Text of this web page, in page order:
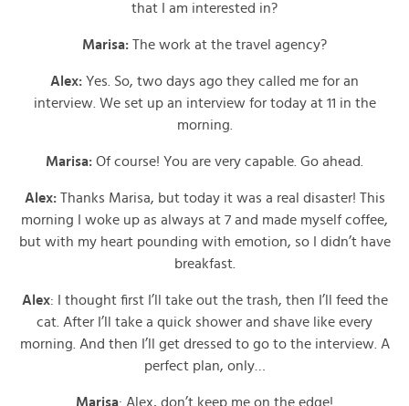
that I am interested in?
Marisa: The work at the travel agency?
Alex: Yes. So, two days ago they called me for an
interview. We set up an interview for today at 11 in the
morning.
Marisa: Of course! You are very capable. Go ahead.
Alex:Thanks Marisa, but today it was a real disaster! This
morning I woke up as always at 7 and made myself coffee,
but with my heart pounding with emotion, so I didn’t have
breakfast.
Alex: I thought first I’ll take out the trash, then I’ll feed the
cat. After I’ll take a quick shower and shave like every
morning. And then I’ll get dressed to go to the interview. A
perfect plan, only…
Marisa: Alex, don’t keep me on the edge!